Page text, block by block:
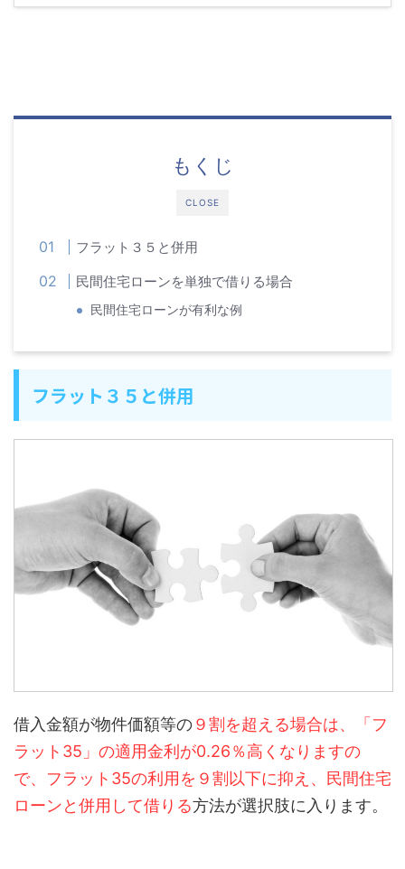
CLOSE
もくじ
フラット３５と併用
民間住宅ローンを単独で借りる場合
民間住宅ローンが有利な例
フラット３５と併用
借入金額が物件価額等の９割を超える場合は、「フ
ラット35」の適用金利が0.26％高くなりますの
で、フラット35の利用を９割以下に抑え、民間住宅
ローンと併用して借りる方法が選択肢に入ります。